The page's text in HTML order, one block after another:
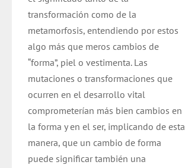
transformación como de la
metamorfosis, entendiendo por estos
algo más que meros cambios de
“forma”, piel o vestimenta. Las
mutaciones o transformaciones que
ocurren en el desarrollo vital
comprometerían más bien cambios en
la forma y en el ser, implicando de esta
manera, que un cambio de forma
puede significar también una